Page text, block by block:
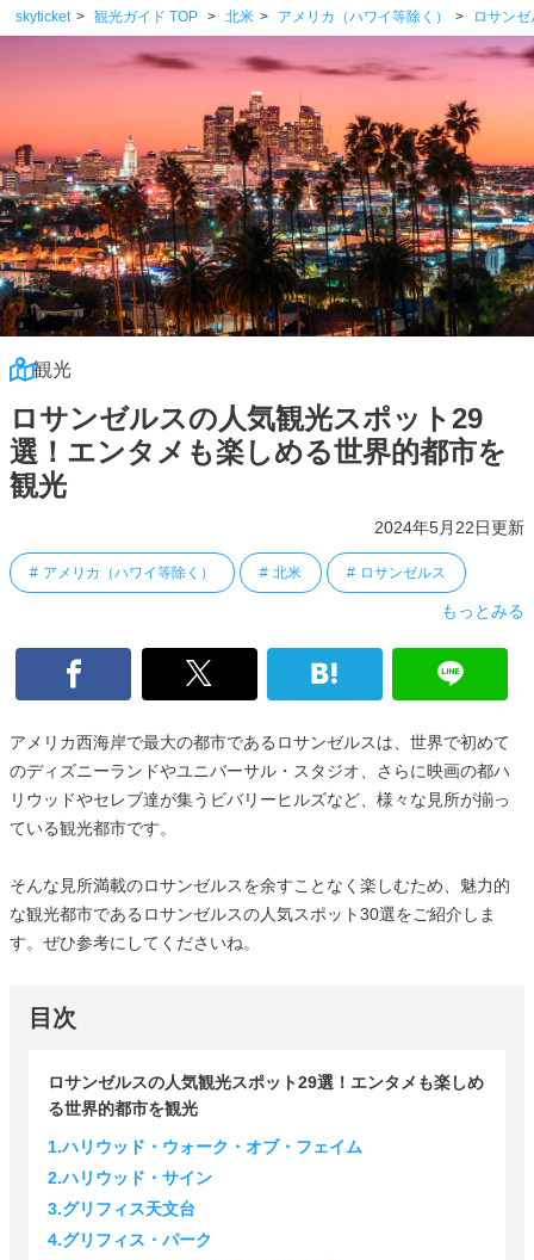
skyticket 観光ガイド TOP 北米 アメリカ（ハワイ等除く） ロサン
観光
ロサンゼルスの人気観光スポット29
選！エンタメも楽しめる世界的都市を
観光
2024年5月22日更新
アメリカ（ハワイ等除く） 北米 ロサンゼルス
もっとみる
アメリカ西海岸で最大の都市であるロサンゼルスは、世界で初めて
のディズニーランドやユニバーサル・スタジオ、さらに映画の都ハ
リウッドやセレブ達が集うビバリーヒルズなど、様々な見所が揃っ
ている観光都市です。
そんな見所満載のロサンゼルスを余すことなく楽しむため、魅力的
な観光都市であるロサンゼルスの人気スポット30選をご紹介しま
す。ぜひ参考にしてくださいね。
目次
ロサンゼルスの人気観光スポット29選！エンタメも楽しめ
る世界的都市を観光
1.ハリウッド・ウォーク・オブ・フェイム
2.ハリウッド・サイン
3.グリフィス天文台
4.グリフィス・パーク